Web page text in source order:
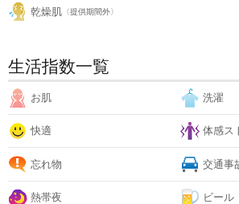
乾燥肌 〈提供期間外〉
生活指数一覧
お肌 洗濯
快適 体感ス
忘れ物 交通事
熱帯夜 ビール